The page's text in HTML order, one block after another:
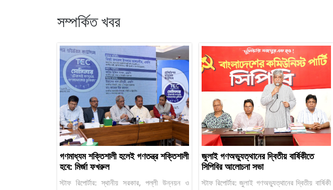
সম্পর্কিত খবর
গণমাধ্যম শক্তিশালী হলেই গণতন্ত্র শক্তিশালী
হবে: মির্জা ফখরুল
স্টাফ রিপোর্টার: স্থানীয় সরকার, পল্লী উন্নয়ন ও
জুলাই গণঅভ্যুত্থানের দ্বিতীয় বার্ষিকীতে
সিপিবির আলোচনা সভা
স্টাফ রিপোর্টার: জুলাই গণঅভ্যুত্থানের দ্বিতীয় বার্ষিকী